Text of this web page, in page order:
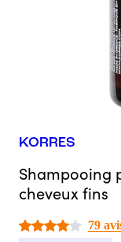
KORRES
Shampooing
cheveux fins
79